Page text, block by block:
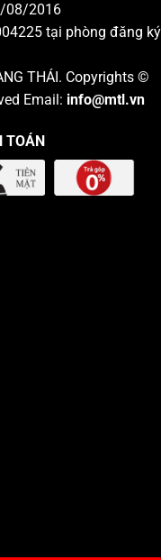
08/2016
tại phòng đăng ký
THÁI. Copyrights ©
Email: info@mtl.vn
TOÁN